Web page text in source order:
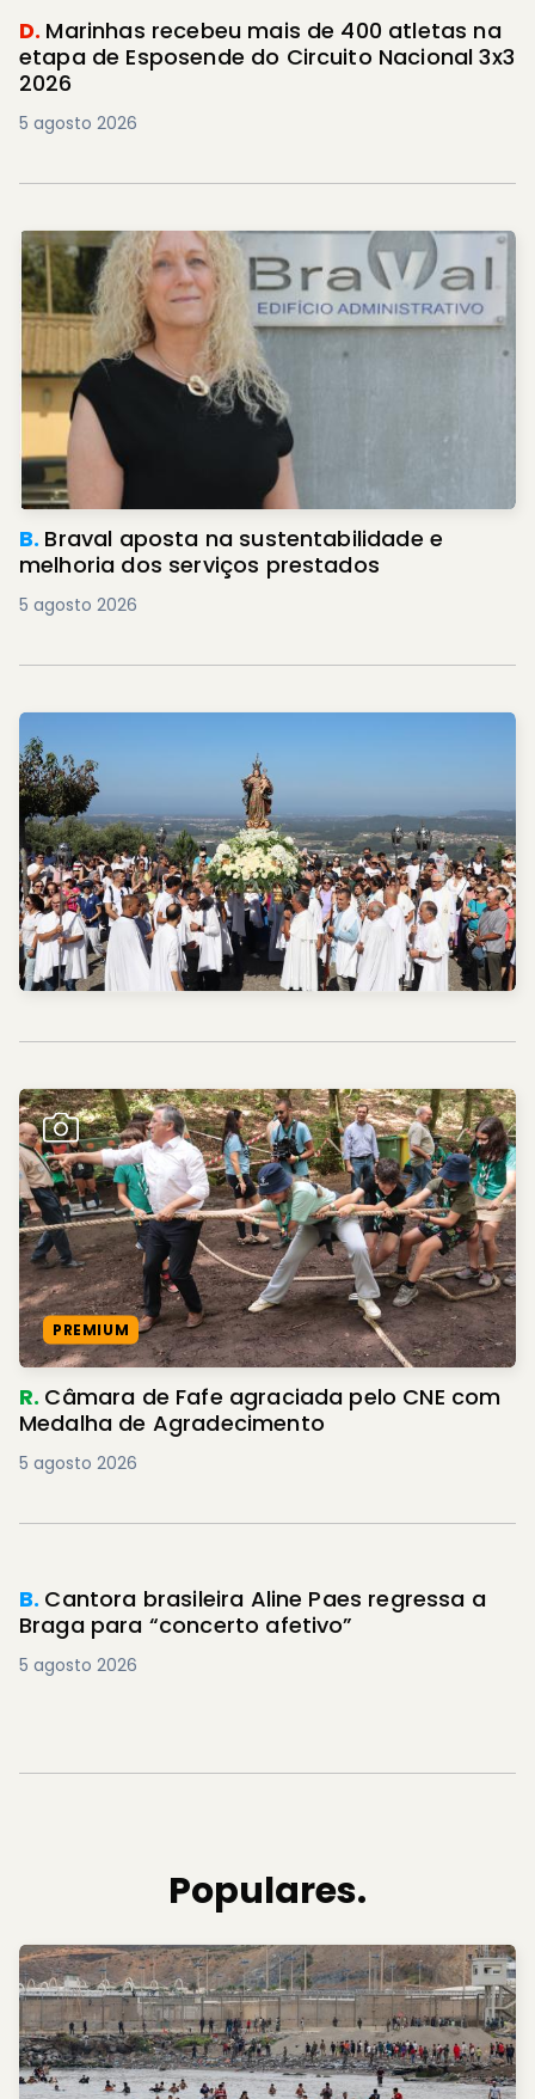
D. Marinhas recebeu mais de 400 atletas na
etapa de Esposende do Circuito Nacional 3x3
2026
5 agosto 2026
B. Braval aposta na sustentabilidade e
melhoria dos serviços prestados
5 agosto 2026
PREMIUM
R. Câmara de Fafe agraciada pelo CNE com
Medalha de Agradecimento
5 agosto 2026
B. Cantora brasileira Aline Paes regressa a
Braga para “concerto afetivo”
5 agosto 2026
Populares.